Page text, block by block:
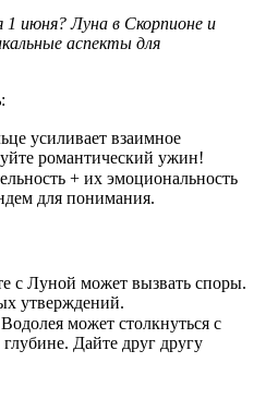
1 июня? Луна в Скорпионе и
аспекты для
:
усиливает взаимное
романтический ужин!
+ их эмоциональность
для понимания.
с Луной может вызвать споры.
утверждений.
может столкнуться с
Дайте друг другу